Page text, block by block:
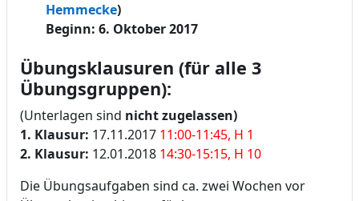
Hemmecke)
Beginn: 6. Oktober 2017
Übungsklausuren (für alle 3
Übungsgruppen):
(Unterlagen sind nichtzugelassen)
1. Klausur: 17.11.2017 11:00-11:45, H 1
2. Klausur: 12.01.2018 14:30-15:15, H 10
Die Übungsaufgaben sind ca. zwei Wochen vor